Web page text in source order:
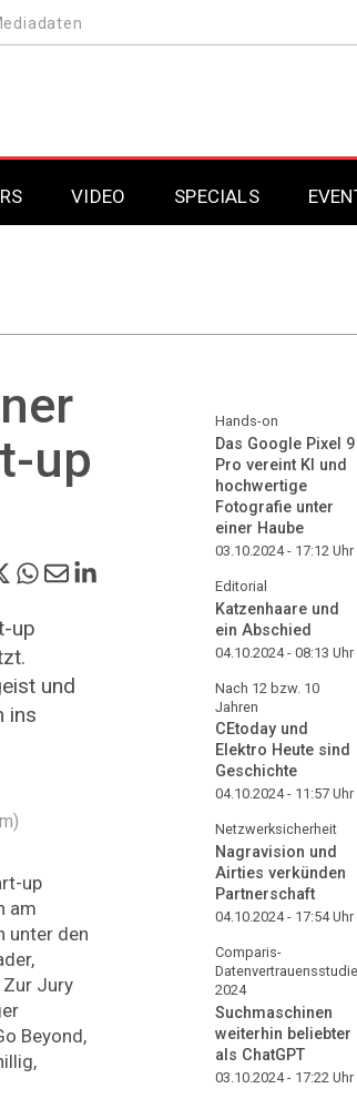
VIDEO SPECIALS
Professional AV
Professional AV
up
up
und
ins
up
am
unter den
Zur Jury
Beyond,
Hands-on
Das Google Pixel 9
Pro vereint KI und
hochwertige
Fotografie unter
einer Haube
03.10.2024 - 17:12 Uhr
Editorial
Katzenhaare und
ein Abschied
04.10.2024 - 08:13 Uhr
Nach 12 bzw. 10
Jahren
CEtoday und
Elektro Heute sind
Geschichte
04.10.2024 - 11:57 Uhr
Netzwerksicherheit
Nagravision und
Airties verkünden
Partnerschaft
04.10.2024 - 17:54Uhr
Comparis-
Datenvertrauensstudie
2024
Suchmaschinen
weiterhin beliebter
als ChatGPT
03.10.2024 - 17:22 Uhr